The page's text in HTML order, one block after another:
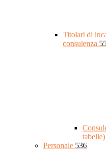
Titolari di
consulenza
tabelle)
Personale 536